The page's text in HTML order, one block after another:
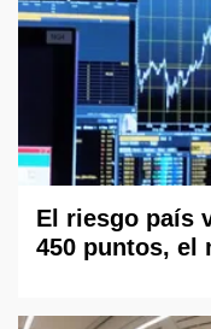
El riesgo país
450 puntos, el